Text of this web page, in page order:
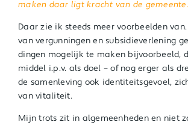
maken daar ligt kracht van de
Daar zie ik steeds meer voorbeelden
van vergunningen en subsidieverlening
dingen mogelijk te maken bijvoorbeeld,
middel i.p.v. als doel – of nog erger als
de samenleving ook identiteitsgevoel,
van vitaliteit.
Mijn trots zit in algemeenheden en niet